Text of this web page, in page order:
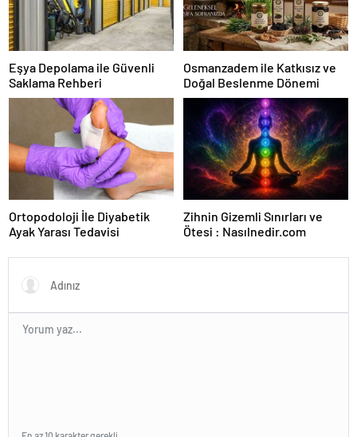
Eşya Depolama ile Güvenli
Saklama Rehberi
Osmanzadem ile Katkısız ve
Doğal Beslenme Dönemi
Ortopodoloji İle Diyabetik
Ayak Yarası Tedavisi
Zihnin Gizemli Sınırları ve
Ötesi : Nasılnedir.com